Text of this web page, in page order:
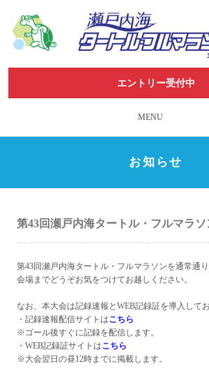
エントリー受付中
MENU
お知らせ
第43回瀬戸内海タートル・フルマラ
第43回瀬戸内海タートル・フルマラソンを通常通り
会場までどうぞお気をつけてお越しください。
なお、本大会は記録速報とWEB記録証を導入してお
・記録速報配信サイトはこちら
※ゴール後すぐに記録を配信します。
・WEB記録証サイトはこちら
※大会翌日の昼12時までに掲載します。